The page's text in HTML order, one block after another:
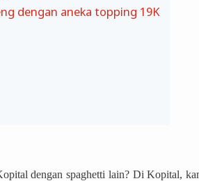
dengan aneka topping 19K
dengan spaghetti lain? Di Kopital,